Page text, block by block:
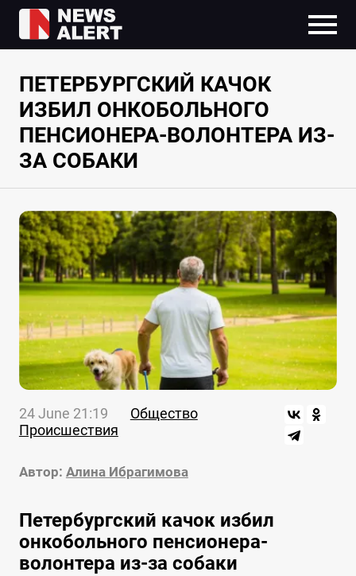
ПЕТЕРБУРГСКИЙ КАЧОК
ИЗБИЛ ОНКОБОЛЬНОГО
ПЕНСИОНЕРА-ВОЛОНТЕРА ИЗ-
ЗА СОБАКИ
24 June 21:19
Общество
Происшествия
Автор: Алина Ибрагимова
Петербургский качок избил
онкобольного пенсионера-
волонтера из-за собаки